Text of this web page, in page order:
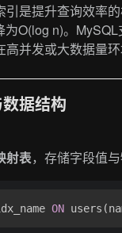
引是提升查询效率
为O(log n)。
并发或大数据量环
据结构
射表，存储字段值
ON